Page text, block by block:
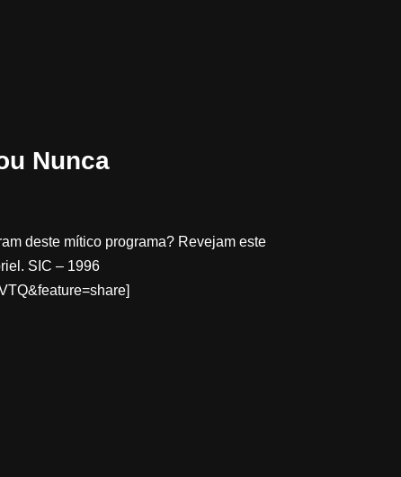
Nunca
deste mítico programa? Revejam este
SIC – 1996